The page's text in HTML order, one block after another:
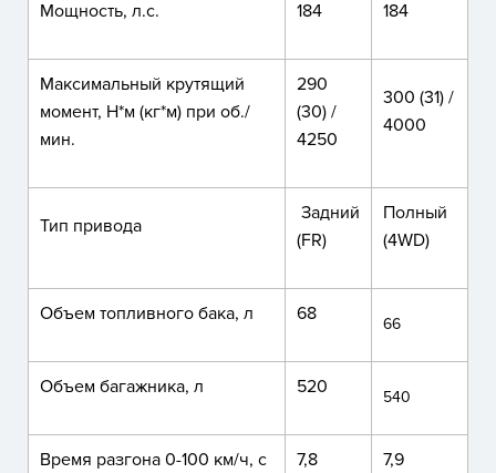
Мощность, л.с. 184 184
Максимальный крутящий
момент, Н*м (кг*м) при об./
мин.
290
(30) /
4250
300 (31) /
4000
Тип привода
Задний
(FR)
Полный
(4WD)
Объем топливного бака, л 68 66
Объем багажника, л 520 540
Время разгона 0-100 км/ч, с 7,8 7,9